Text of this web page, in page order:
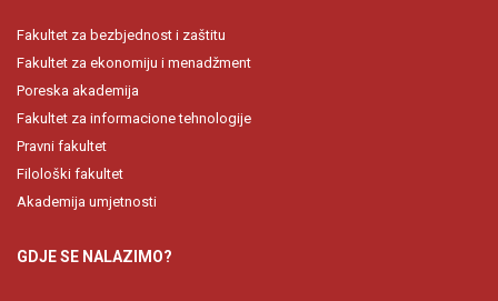
Fakultet za bezbjednost i zaštitu
Fakultet za ekonomiju i menadžment
Poreska akademija
Fakultet za informacione tehnologije
Pravni fakultet
Filološki fakultet
Akademija umjetnosti
GDJE SE NALAZIMO?